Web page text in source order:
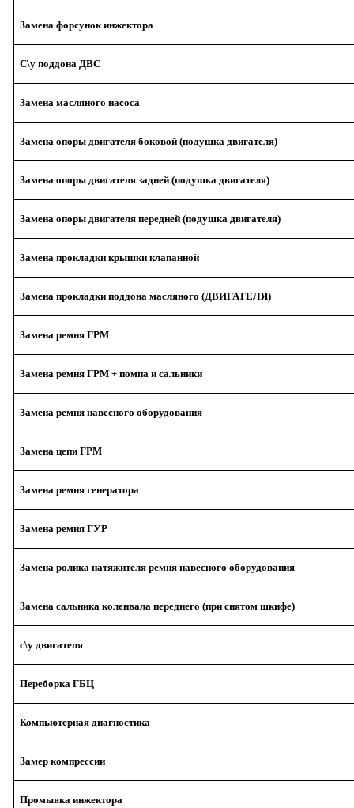
Замена форсунок инжектора
С\у поддона ДВС
Замена масляного насоса
Замена опоры двигателя боковой (подушка двигателя)
Замена опоры двигателя задней (подушка двигателя)
Замена опоры двигателя передней (подушка двигателя)
Замена прокладки крышки клапанной
Замена прокладки поддона масляного (ДВИГАТЕЛЯ)
Замена ремня ГРМ
Замена ремня ГРМ + помпа и сальники
Замена ремня навесного оборудования
Замена цепи ГРМ
Замена ремня генератора
Замена ремня ГУР
Замена ролика натяжителя ремня навесного оборудования
Замена сальника коленвала переднего (при снятом шкифе)
с\у двигателя
Переборка ГБЦ
Компьютерная диагностика
Замер компрессии
Промывка инжектора